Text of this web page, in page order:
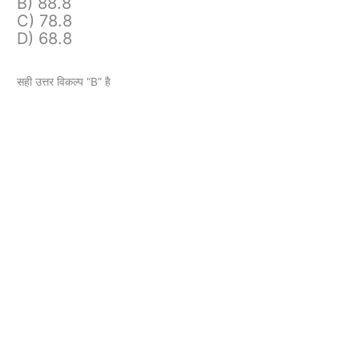
C) 78.8
D) 68.8
सही उत्तर विकल्प “B” है